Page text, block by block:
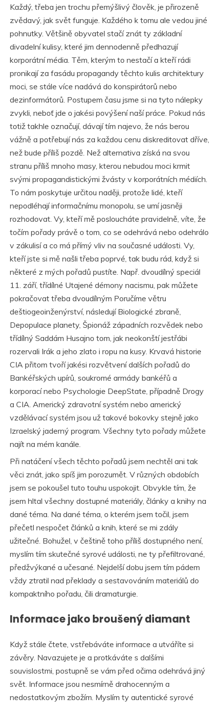
Každý, třeba jen trochu přemýšlivý člověk, je přirozeně
zvědavý, jak svět funguje. Každého k tomu ale vedou jiné
pohnutky. Většině obyvatel stačí znát ty základní
divadelní kulisy, které jim dennodenně předhazují
korporátní média. Těm, kterým to nestačí a kteří rádi
pronikají za fasádu propagandy těchto kulis architektury
moci, se stále více nadává do konspirátorů nebo
dezinformátorů. Postupem času jsme si na tyto nálepky
zvykli, neboť jde o jakési povýšení naší práce. Pokud nás
totiž takhle označují, dávají tím najevo, že nás berou
vážně a potřebují nás za každou cenu diskreditovat dříve,
než bude příliš pozdě. Než alternativa získá na svou
stranu příliš mnoho masy, kterou nebudou moci krmit
svými propagandistickými žvásty v korporátních médiích.
To nám poskytuje určitou naději, protože lidé, kteří
nepodléhají informačnímu monopolu, se umí jasněji
rozhodovat. Vy, kteří mě posloucháte pravidelně, víte, že
točím pořady právě o tom, co se odehrává nebo odehrálo
v zákulisí a co má přímý vliv na současné události. Vy,
kteří jste si mě našli třeba poprvé, tak budu rád, když si
některé z mých pořadů pustíte. Např. dvoudílný speciál
11. září, třídílné Utajené démony nacismu , pak můžete
pokračovat třeba dvoudílným Poručíme větru
deštiogeoinženýrství, následují Biologické zbraně
Depopulace planety Špionáž západních rozvědek nebo
třídílný Saddám Husajno tom, jak neokonští jestřábi
rozervali Irák a jeho zlato i ropu na kusy. Krvavá historie
CIA přitom tvoří jakési rozvětvení dalších pořadů do
Bankéřských upírů , soukromé armády bankéřů a
korporací nebo Psychologie DeepState, případně Drogy
a CIA Americký zdravotní systém nebo americký
vzdělávací systém jsou už takové bokovky stejně jako
Izraelský jaderný program . Všechny tyto pořady můžete
najít na mém kanále.
Při natáčení všech těchto pořadů jsem nechtěl ani tak
věci znát, jako spíš jim porozumět. V různých obdobích
jsem se pokoušel tuto touhu uspokojit. Obvykle tím, že
jsem hltal všechny dostupné materiály, články a knihy na
dané téma. Na dané téma, o kterém jsem točil, jsem
přečetl nespočet článků a knih, které se mi zdály
užitečné. Bohužel, v češtině toho příliš dostupného není,
myslím tím skutečné syrové události, ne ty přefiltrované,
předžvýkané a učesané. Nejdelší dobu jsem tím pádem
vždy ztratil nad překlady a sestavováním materiálů do
kompaktního pořadu, čili dramaturgie.
Informace jako broušený diamant
Když stále čtete, vstřebáváte informace a utváříte si
závěry. Navazujete je a protkáváte s dalšími
souvislostmi, postupně se vám před očima odehrává jiný
svět. Informace jsou nesmírně drahocenným a
nedostatkovým zbožím. Myslím ty autentické syrové